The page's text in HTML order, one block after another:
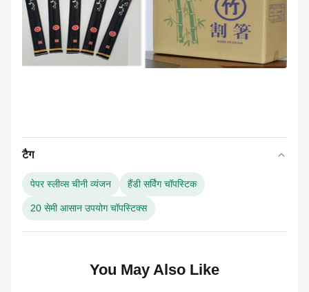
टैग
पेपर स्लीव्स चीनी व्यंजन हैंडी सर्विंग चॉपस्टिक
20 सेमी आसान उपयोग चॉपस्टिक्स
You May Also Like